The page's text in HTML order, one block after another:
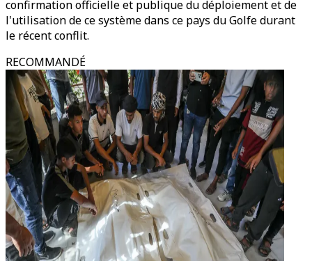
confirmation officielle et publique du déploiement et de
l'utilisation de ce système dans ce pays du Golfe durant
le récent conflit.
RECOMMANDÉ